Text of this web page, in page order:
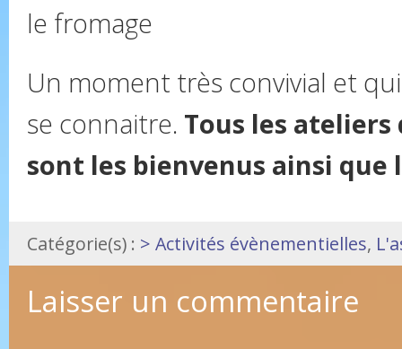
le fromage
Un moment très convivial et
se connaitre. Tous les ateliers
sont les bienvenus ainsi que
Catégorie(s) : > Activités évènementielles,
Laisser un commentaire